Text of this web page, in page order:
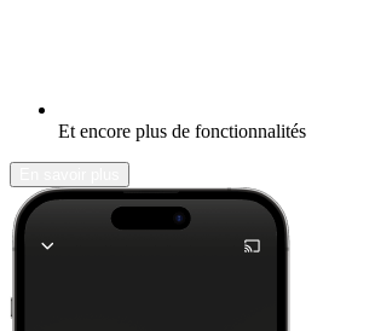
Et encore plus de fonctionnalités